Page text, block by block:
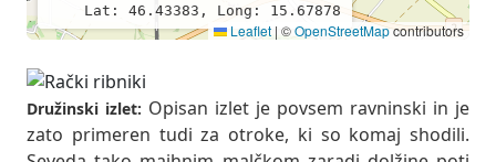
Lat: 46.43383, Long: 15.67878
Leaflet | ©OpenStreetMapcontributors
Družinski izlet: Opisan izlet je povsem ravninski in je
zato primeren tudi za otroke, ki so komaj shodili.